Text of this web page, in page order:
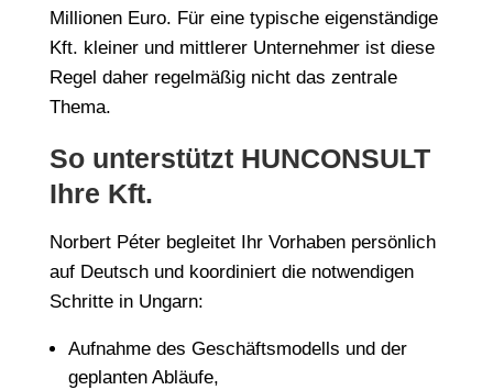
Millionen Euro. Für eine typische eigenständige
Kft. kleiner und mittlerer Unternehmer ist diese
Regel daher regelmäßig nicht das zentrale
Thema.
So unterstützt HUNCONSULT
Ihre Kft.
Norbert Péter begleitet Ihr Vorhaben persönlich
auf Deutsch und koordiniert die notwendigen
Schritte in Ungarn:
Aufnahme des Geschäftsmodells und der
geplanten Abläufe,